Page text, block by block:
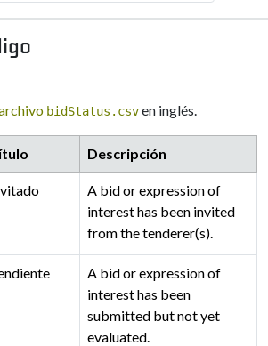
bidStatus.csven inglés.
Descripción
A bid or expression of
interest has been invited
from the tenderer(s).
A bid or expression of
interest has been
submitted but not yet
evaluated.